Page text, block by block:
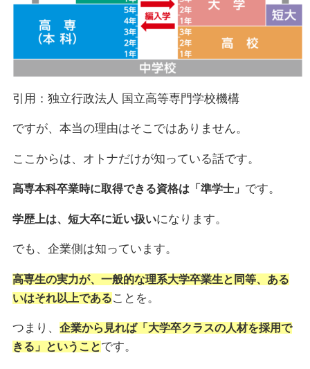
引用：独立行政法人 国立高等専門学校機構
ですが、本当の理由はそこではありません。
ここからは、オトナだけが知っている話です。
高専本科卒業時に取得できる資格は「準学士」 です。
学歴上は、短大卒に近い扱いになります。
でも、企業側は知っています。
高専生の実力が、一般的な理系大学卒業生と同等、ある
いはそれ以上であることを。
つまり、 企業から見れば「大学卒クラスの人材を採用で
きる」ということです。